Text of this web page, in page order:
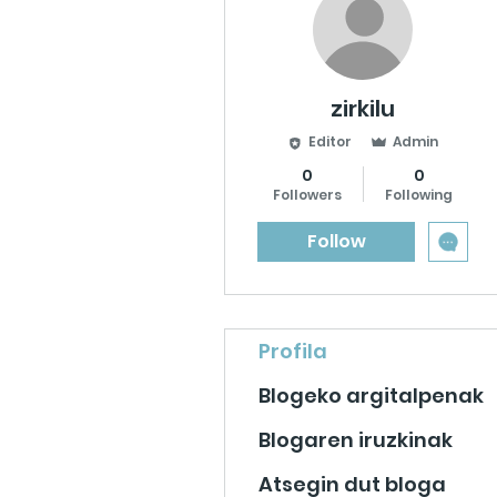
zirkilu
Editor Admin
0
Followers
0
Following
Follow
Profila
Blogeko argitalpenak
Blogaren iruzkinak
Atsegin dut bloga